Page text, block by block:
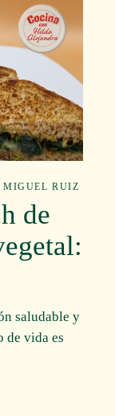
MIGUEL RUIZ
de
saludable y
de vida es